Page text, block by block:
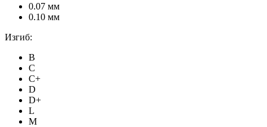
0.07 мм
0.10 мм
Изгиб:
B
C
C+
D
D+
L
M